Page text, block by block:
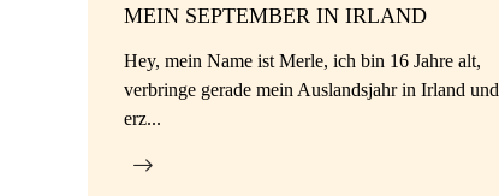
MEIN SEPTEMBER IN IRLAND
Hey, mein Name ist Merle, ich bin 16 Jahre alt,
verbringe gerade mein Auslandsjahr in Irland und
erz...